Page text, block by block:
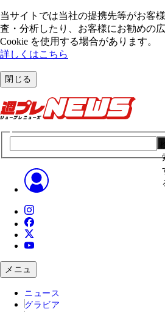
当サイトでは当社の提携先等がお客
査・分析したり、お客様にお勧めの
Cookie を使⽤する場合があります。
詳しくはこちら
閉じる
メニュ
ニュース
グラビア